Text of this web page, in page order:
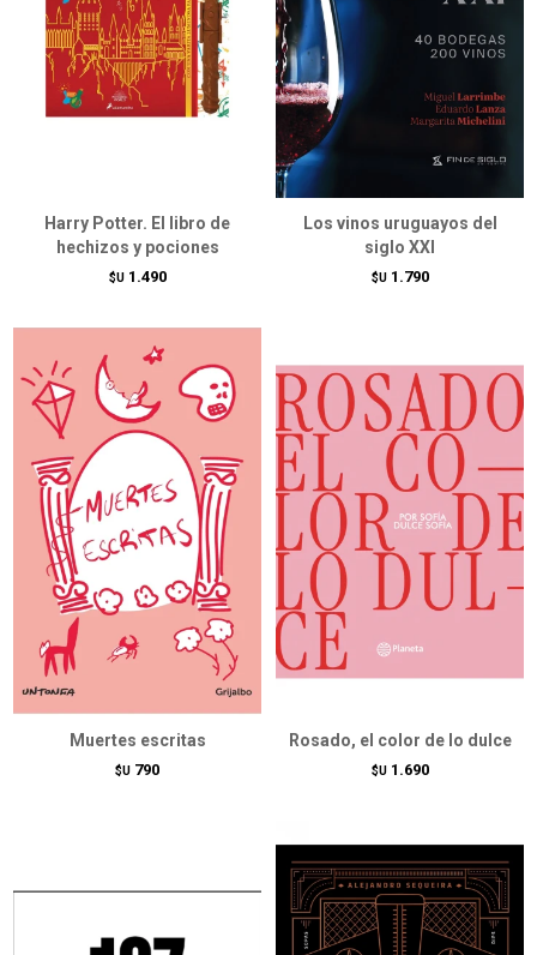
Harry Potter. El libro de
hechizos y pociones
$U 1.490
Los vinos uruguayos del
siglo XXI
$U 1.790
Muertes escritas
$U 790
Rosado, el color de lo dulce
$U 1.690